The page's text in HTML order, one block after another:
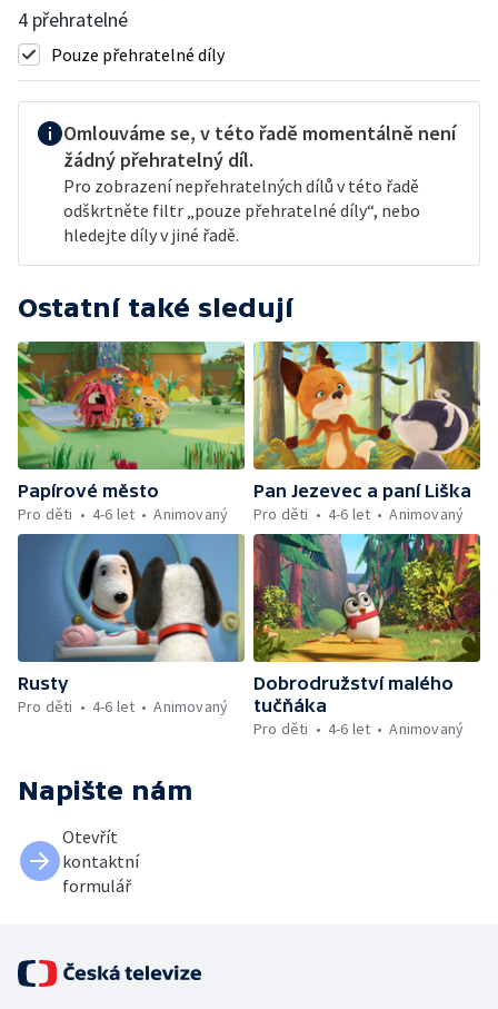
4 přehratelné
Pouze přehratelné díly
Omlouváme se, v této řadě momentálně není
žádný přehratelný díl.
Pro zobrazení nepřehratelných dílů v této řadě
odškrtněte filtr „pouze přehratelné díly“, nebo
hledejte díly v jiné řadě.
Ostatní také sledují
Papírové město
Pro děti
4-6 let Animovaný
Pan Jezevec a paní Liška
Pro děti
4-6 let Animovaný
Rusty
Pro děti
4-6 let Animovaný
Dobrodružství malého
tučňáka
Pro děti
4-6 let Animovaný
Napište nám
Otevřít
kontaktní
formulář